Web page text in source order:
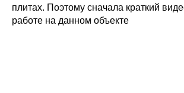
плитах. Поэтому сначала краткий
работе на данном объекте